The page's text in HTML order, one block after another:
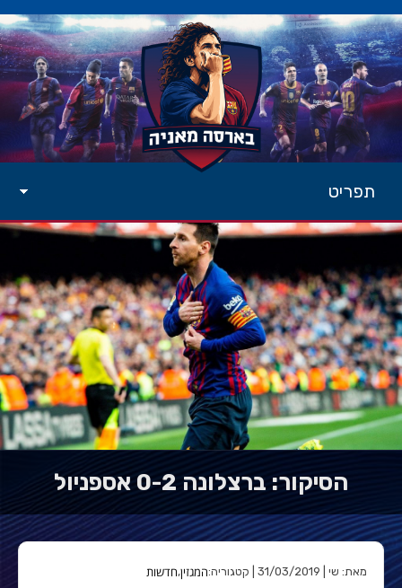
תפריט
הסיקור: ברצלונה 0-2 אספניול
מאת: שי | 31/03/2019 | קטגוריה: המגזין,חדשות